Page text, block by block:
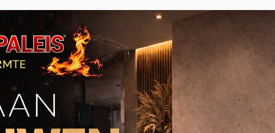
Duroflame Jurre
Convectie pelletkachel
Edilkamin Sense 6
Vrijstaande kleine
pelletkachel 5,4kW